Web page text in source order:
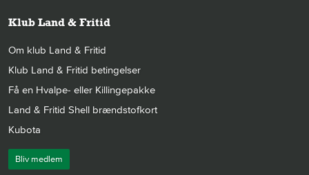
Klub Land & Fritid
Om klub Land & Fritid
Klub Land & Fritid betingelser
Få en Hvalpe- eller Killingepakke
Land & Fritid Shell brændstofkort
Kubota
Bliv medlem